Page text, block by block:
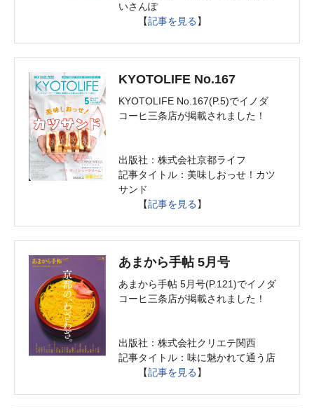
いさんぽ
【記事を見る 】
KYOTOLIFE No.167
KYOTOLIFE No.167(P.5)でイノダ
コーヒ三条店が掲載されました！
出版社：株式会社京都ライフ
記事タイトル：美味しおっせ！カツ
サンド
【記事を見る 】
あまから手帖 5月号
あまから手帖 5月号(P.121)でイノダ
コーヒ三条店が掲載されました！
出版社：株式会社クリエテ関西
記事タイトル：味に魅かれて通う店
【記事を見る 】